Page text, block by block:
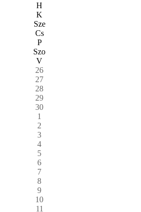
H
K
Sze
Cs
P
Szo
V
26
27
28
29
30
1
2
3
4
5
6
7
8
9
10
11